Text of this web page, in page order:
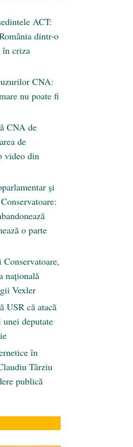
ACT:
dintr-o
în criza
CNA:
nu poate fi
CNA de
de
video din
și
o parte
națională
Vexler
USR că atacă
deputate
în
Târziu
publică